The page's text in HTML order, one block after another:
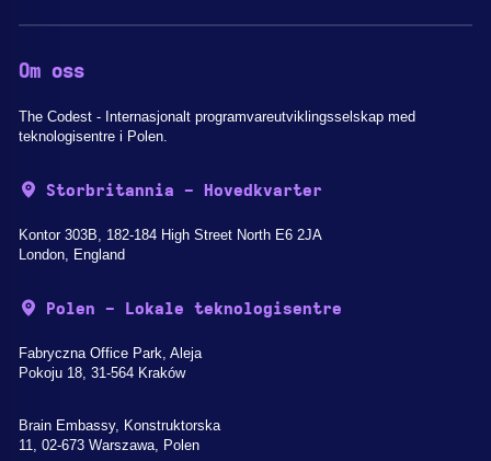
Om oss
The Codest - Internasjonalt programvareutviklingsselskap med
teknologisentre i Polen.
Storbritannia - Hovedkvarter
Kontor 303B, 182-184 High Street North E6 2JA
London, England
Polen - Lokale teknologisentre
Fabryczna Office Park, Aleja
Pokoju 18, 31-564 Kraków
Brain Embassy, Konstruktorska
11, 02-673 Warszawa, Polen